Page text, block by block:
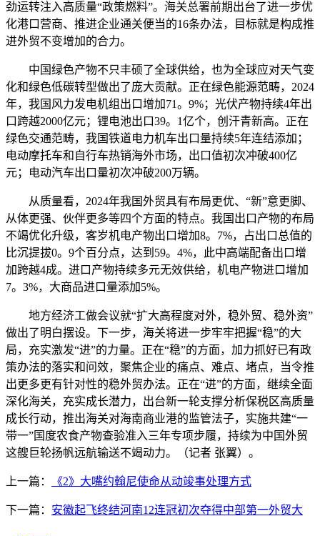
劲运转注入高质量“政策燃料”。海关总署前期出台了进一步优
化港口营商、推进企业通关便当的16条办法，目标就是构成推
进外贸不变增加的合力。
中国绿色产物不只丰硕了全球供给，也为全球应对天气变
化和绿色低碳转型做出了庞大贡献。正在绿色能源范畴，2024
年，我国风力发电机组出口增加71。9%；光伏产物持续4年出
口跨越2000亿元；锂电池出口39。1亿个，创汗青新高。正在
绿色交通范畴，我国铁道电力机车出口量持续5年连结添加；
电动摩托车和自行车热销海外市场，出口值初次冲破400亿
元；电动汽车出口量初次冲破200万辆。
从质量看，2024年我国外贸具有布局更优、“新”意更脚、
从体更强、伙伴更多等四个方面的特点。我国出口产物的布局
不竭优化升级，客岁机电产物出口增加8。7%，占出口总值的
比沉提拔0。9个百分点，达到59。4%，此中高端配备出口增
加跨越4成。进口产物持续多元无效供给，机电产物进口增加
7。3%，大商品进口量添加5%。
地方经济工做会议就“扩大高程度对外，稳外贸、稳外资”
做出了明白摆设。下一步，海关将进一步牢牢把握“稳”的大
局，充实激发“进”的力量。正在“稳”的方面，加力抓好已有政
策办法的落实和问效，聚焦企业的痛点、难点、堵点，当令推
出更多更有针对性的稳外贸办法。正在“进”的方面，继续全面
深化海关，充实成长潜力，出台新一轮支撑分析保税区高质量
成长行动，推出海关对海南商业港的监管法子，实施共建“一
带一”国度农食产物查验准入三年专项步履，持续为中国外贸
这艘巨轮扬帆远航输送不竭动力。（记者 张翼）。
上一篇： 《2》大嘴约翰尼使命从动竣事处理方式
下一篇： 安徽起飞终结河南12连冠初次夺得中部第一外贸大